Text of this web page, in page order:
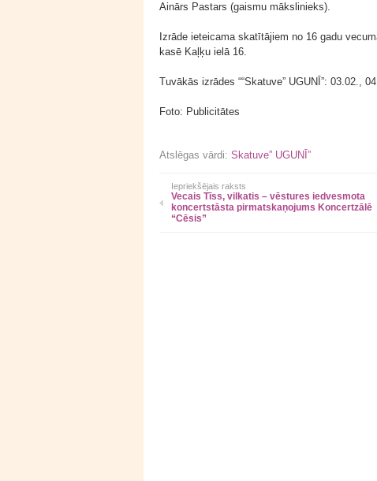
Ainārs Pastars (gaismu mākslinieks).
Izrāde ieteicama skatītājiem no 16 gadu
kasē Kaļķu ielā 16.
Tuvākās izrādes ““Skatuve” UGUNĪ”: 03.02.,
Foto: Publicitātes
Atslēgas vārdi: Skatuve” UGUNĪ”
Iepriekšējais raksts
Vecais Tīss, vilkatis – vēstures iedvesmota
koncertstāsta pirmatskaņojums Koncertzālē
“Cēsis”